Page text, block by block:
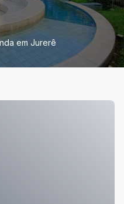
em Jurerê